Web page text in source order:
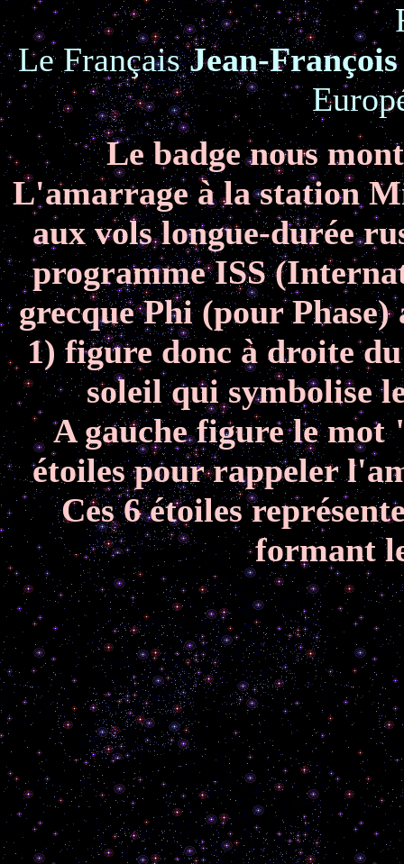
Le FrançaisJean-
Le badge nous
L'amarrage à la station
aux vols longue-durée
programme ISS
grecque Phi (pour
1) figure donc à droite
soleil qui symbolise
A gauche figure le
étoiles pour rappeler
Ces 6 étoiles
formant